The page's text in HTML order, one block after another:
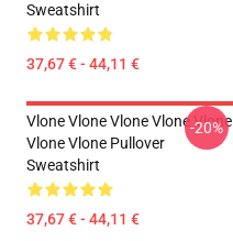
Sweatshirt
37,67 € - 44,11 €
Vlone Vlone Vlone Vlone Vlone
Vlone Vlone Pullover
Sweatshirt
37,67 € - 44,11 €
-20%